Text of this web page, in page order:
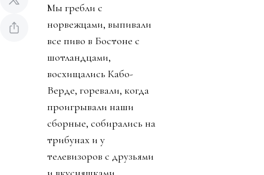
Мы гребли с
норвежцами, выпивали
все пиво в Бостоне с
шотландцами,
восхищались Кабо-
Верде, горевали, когда
проигрывали наши
сборные, собирались на
трибунах и у
телевизоров с друзьями